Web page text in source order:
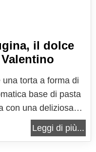
il dolce
torta a forma di
base di pasta
con una deliziosa
compatta e
in bocca ad ogni
Leggi di più...